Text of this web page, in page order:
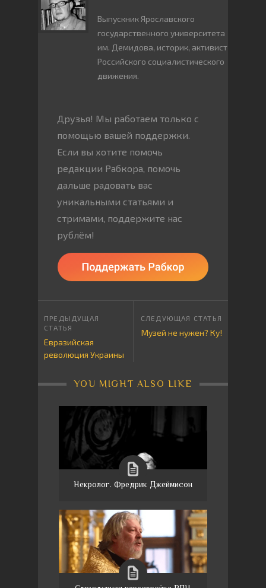
Выпускник Ярославского
государственного университета
им. Демидова, историк, активист
Российского социалистического
движения.
Друзья! Мы работаем только с
помощью вашей поддержки.
Если вы хотите помочь
редакции Рабкора, помочь
дальше радовать вас
уникальными статьями и
стримами, поддержите нас
рублём!
Евразийская
революция Украины
Музей не нужен? Ку!
YOU MIGHT ALSO LIKE
Некролог. Фредрик Джеймисон